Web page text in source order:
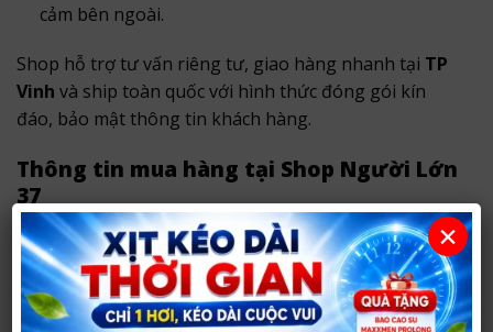
cảm bên ngoài.
Shop hỗ trợ tư vấn riêng tư, giao hàng nhanh tại TP
Vinh và ship toàn quốc với hình thức đóng gói kín
đáo, bảo mật thông tin khách hàng.
Thông tin mua hàng tại Shop Người Lớn
37
Shop hỗ trợ tư vấn kín đáo, giao hàng nhanh trong
nội thành Vinhvàship hàng toàn quốc.
Sản phẩm được đóng gói cẩn thận, bảo mật thông tin
khách hàng và không ghi tên sản phẩm nhạy cảm
×